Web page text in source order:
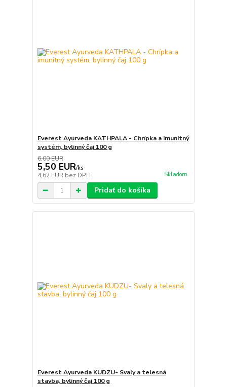
Everest Ayurveda KATHPALA - Chrípka a imunitný
systém, bylinný čaj 100 g
6,00 EUR
5,50 EUR/ks
4,62 EUR bez DPH Skladom
Pridať do košíka
Everest Ayurveda KUDZU- Svaly a telesná
stavba, bylinný čaj 100 g